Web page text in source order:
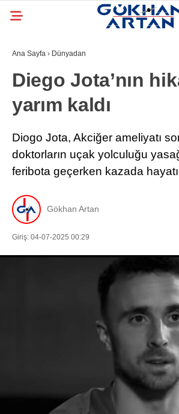
Ana Sayfa › Dünyadan
Diego Jota’nın
yarım kaldı
Diogo Jota, Akciğer ameliyatı
doktorların uçak yolculuğu
feribota geçerken kazada
Gökhan Artan
Giriş: 04-07-2025 00:29